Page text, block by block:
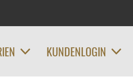
KUNDENLOGIN